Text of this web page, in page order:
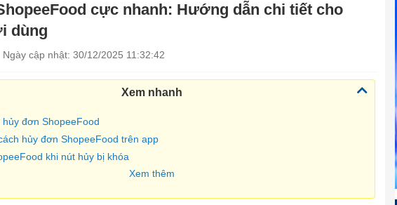
cực nhanh: Hướng dẫn chi tiết cho
dùng
Ngày cập nhật: 30/12/2025 11:32:42
Xem nhanh
đơn ShopeeFood
hủy đơn ShopeeFood trên app
khi nút hủy bị khóa
Xem thêm